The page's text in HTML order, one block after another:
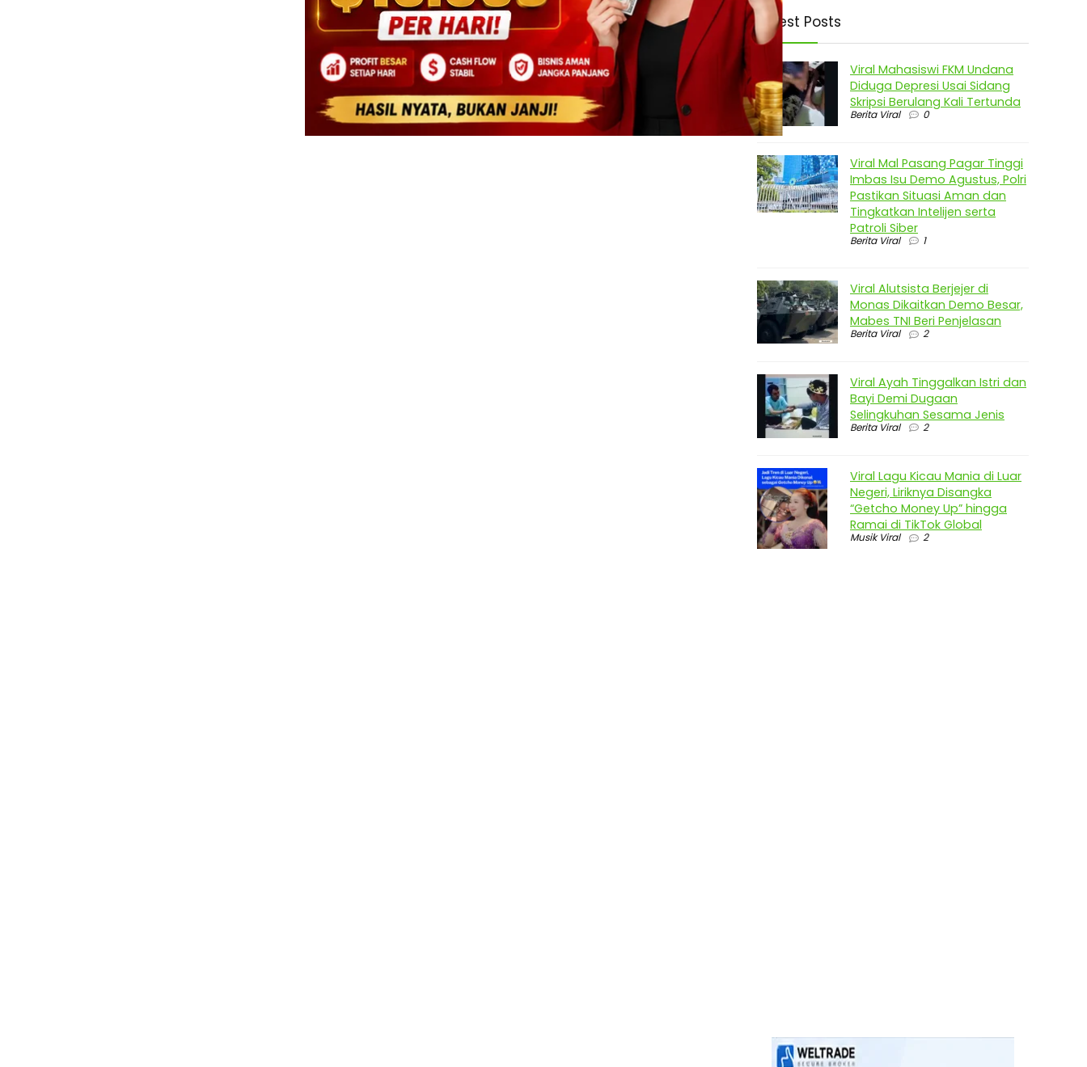
Latest Posts
Viral Mahasiswi FKM Undana
Diduga Depresi Usai Sidang
Skripsi Berulang Kali Tertunda
Berita Viral 0
Viral Mal Pasang Pagar Tinggi
Imbas Isu Demo Agustus, Polri
Pastikan Situasi Aman dan
Tingkatkan Intelijen serta
Patroli Siber
Berita Viral 1
Viral Alutsista Berjejer di
Monas Dikaitkan Demo Besar,
Mabes TNI Beri Penjelasan
Berita Viral 2
Viral Ayah Tinggalkan Istri dan
Bayi Demi Dugaan
Selingkuhan Sesama Jenis
Berita Viral 2
Viral Lagu Kicau Mania di Luar
Negeri, Liriknya Disangka
“Getcho Money Up” hingga
Ramai di TikTok Global
Musik Viral 2